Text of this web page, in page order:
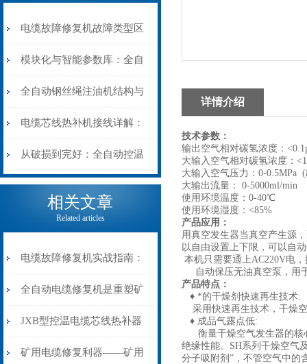
电缆故障修复机故障类型区
分指南：从“绝缘电
阻”到“波形特征”的精准诊
断逻辑
模块化与智能参数库：全自
动电缆修复机的快速换型逻
辑
全自动钢丝绳注油机结构与
工作原理：揭秘高效润滑的
机械密码
电缆芯线热补机接线详解：
从入门到精通
从破损到完好：全自动控温
电缆热补机的核心价值
相关文章
Related articles
电缆故障修复机实战指南：
从“盲测”到“精确定点”的三
步作业法
全自动电缆修复机是重塑矿
山电力动脉的“智能外科医
生”
JXB型控温电缆芯线热补器
安装与接线：精准修复的工
矿用电缆修复利器——矿用
详情介绍
技术参数：
输出空气相对
大输入空气相对
大输入空气压
大输出流量： 0-
使用环境温度：0-40℃
使用环境湿度：<85%
产品应用：
用真空发生器当真空产生源
以自由设置上下限，可以自
本机只需要通上AC220V电
自动保压无油真空泵，用
产品特点：
♦ *的干燥剂快速再生技术:
采用快速再生技术，干燥
♦ 成品气露点低:
衡量干燥空气发生器的核
绝缘性能。SH系列干燥空气
分子吸附剂”，不管空气中的